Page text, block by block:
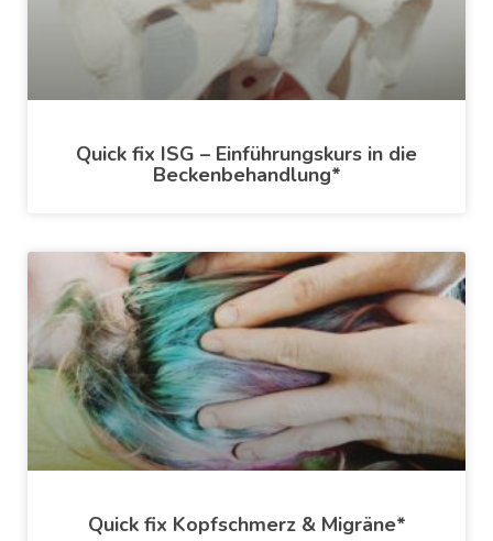
Quick fix ISG – Einführungskurs in die
Beckenbehandlung*
Quick fix Kopfschmerz & Migräne*